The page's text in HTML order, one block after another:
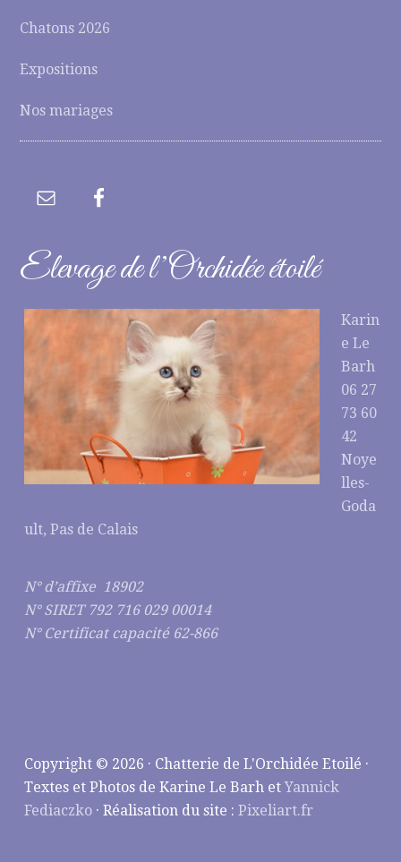
Chatons 2026
Expositions
Nos mariages
Elevage de l’Orchidée étoilé
Karin
e Le
Barh
06 27
73 60
42
Noye
lles-
Goda
ult, Pas de Calais
N° d’affixe 18902
N° SIRET 792 716 029 00014
N° Certificat capacité 62-866
Copyright © 2026 · Chatterie de L'Orchidée Etoilé ·
Textes et Photos de Karine Le Barh etYannick
Fediaczko · Réalisation du site :Pixeliart.fr